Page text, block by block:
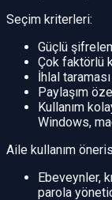
Seçim kriterleri:
Güçlü
Çok faktörlü
İhlal
Paylaşım
Kullanım
Windows,
Aile kullanım
Ebeveynler,
parola